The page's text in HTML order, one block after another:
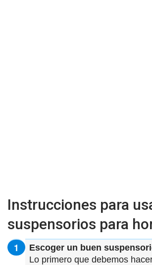
Instrucciones para
suspensorios para
Escoger un buen
Lo primero que debemos